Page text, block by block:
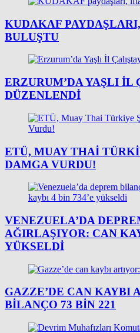
KUDAKAF
BULUŞTU
ERZURUM’DA YAŞLI İL
DÜZENLENDI
ETÜ, MUAY THAI
DAMGA VURDU!
VENEZUELA’DA
AĞIRLAŞIYOR: CAN
YÜKSELDI
GAZZE’DE CAN KAYBI
BILANÇO 73 BIN 221